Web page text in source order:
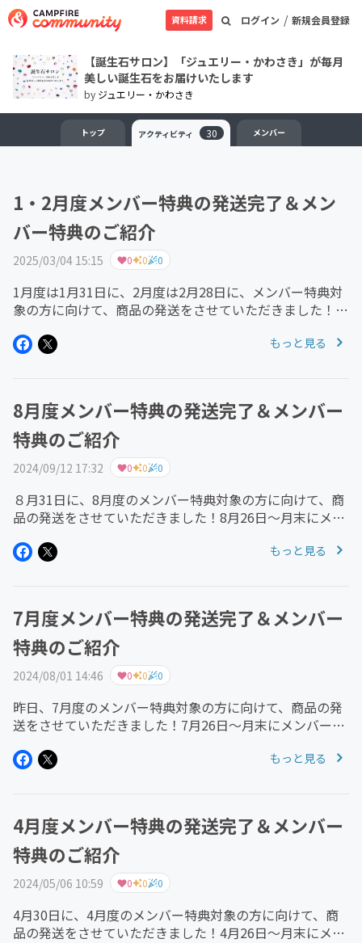
ログイン / 新規会員登録
資料請求
【誕生石サロン】「ジュエリー・かわさき」が毎月
美しい誕生石をお届けいたします
by ジュエリー・かわさき
トップ アクティビティ 30 メンバー
1・2月度メンバー特典の発送完了＆メン
バー特典のご紹介
2025/03/04 15:15 0 0 0
1月度は1月31日に、2月度は2月28日に、メンバー特典対
象の方に向けて、商品の発送をさせていただきました！な
りますので、基本的にはポスト投函となります。1月度
もっと見る
8月度メンバー特典の発送完了＆メンバー
特典のご紹介
2024/09/12 17:32 0 0 0
８月31日に、8月度のメンバー特典対象の方に向けて、商
品の発送をさせていただきました！8月26日～月末にメン
度分と合わせまして2ヶ月分お送りさせていただきま
もっと見る
7月度メンバー特典の発送完了＆メンバー
特典のご紹介
2024/08/01 14:46 0 0 0
昨日、7月度のメンバー特典対象の方に向けて、商品の発
送をさせていただきました！7月26日～月末にメンバー参
合わせまして2ヶ月分お送りさせていただきます。 なお、
もっと見る
4月度メンバー特典の発送完了＆メンバー
特典のご紹介
2024/05/06 10:59 0 0 0
4月30日に、4月度のメンバー特典対象の方に向けて、商
品の発送をさせていただきました！4月26日～月末にメン